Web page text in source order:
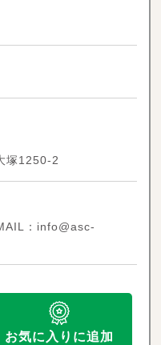
塚1250-2
：info@asc-
お気に入りに追加